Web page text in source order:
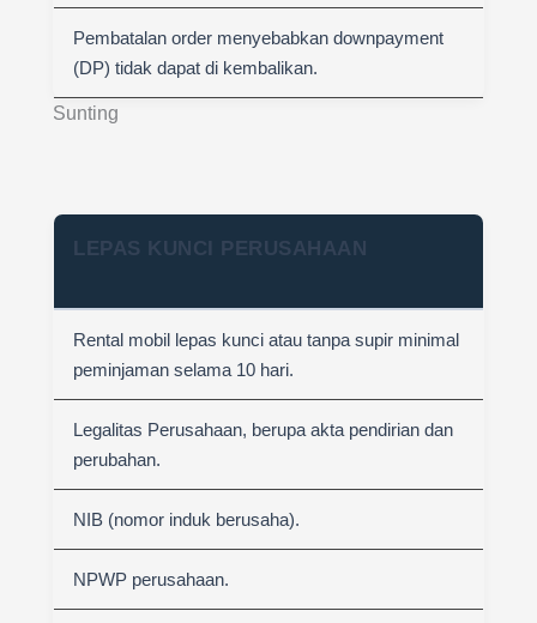
Sunting
Pembatalan order menyebabkan downpayment
(DP) tidak dapat di kembalikan.
LEPAS KUNCI PERUSAHAAN
Rental mobil lepas kunci atau tanpa supir minimal
peminjaman selama 10 hari.
Legalitas Perusahaan, berupa akta pendirian dan
perubahan.
NIB (nomor induk berusaha).
NPWP perusahaan.